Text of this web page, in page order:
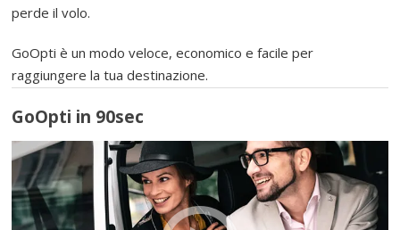
perde il volo.
GoOpti è un modo veloce, economico e facile per
raggiungere la tua destinazione.
GoOpti in 90sec